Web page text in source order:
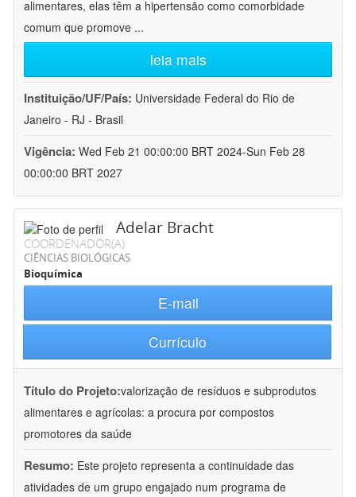
alimentares, elas têm a hipertensão como comorbidade
comum que promove ...
leia mais
Instituição/UF/País: Universidade Federal do Rio de
Janeiro - RJ - Brasil
Vigência: Wed Feb 21 00:00:00 BRT 2024-Sun Feb 28
00:00:00 BRT 2027
Adelar Bracht
COORDENADOR(A)
CIÊNCIAS BIOLÓGICAS
Bioquímica
E-mail
Currículo
Título do Projeto:valorização de resíduos e subprodutos
alimentares e agrícolas: a procura por compostos
promotores da saúde
Resumo: Este projeto representa a continuidade das
atividades de um grupo engajado num programa de